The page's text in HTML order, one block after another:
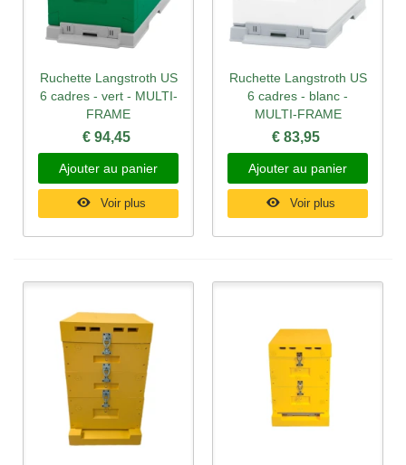
Ruchette Langstroth US
6 cadres - vert - MULTI-
FRAME
€ 94,45
Ajouter au panier
Voir plus
Ruchette Langstroth US
6 cadres - blanc -
MULTI-FRAME
€ 83,95
Ajouter au panier
Voir plus